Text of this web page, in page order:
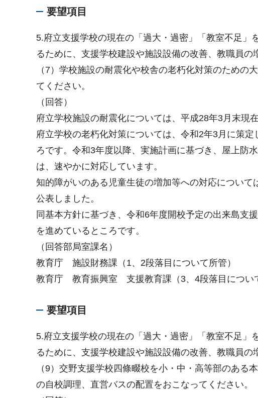
要望項目
5.府立支援学校の現在の「過大・過密」「教室不足
るために、支援学校建設や施設設備の改善、教職員の
（7）学校施設の耐震化や校舎の老朽化対策のため
てください。
（回答）
府立学校施設の耐震化については、平成28年3月末現
府立学校の老朽化対策については、令和2年3月に策
ろです。令和3年度以降、実施計画に基づき、屋上防
は、速やかに対応しています。
知的障がいのある児童生徒の増加等への対応につい
公表しました。
同基本方針に基づき、令和6年度開校予定の出来島支
を進めているところです。
（回答部局室課名）
教育庁 施設財務課（1、2段落目について所管）
教育庁 教育振興室 支援教育課（3、4段落目につい
要望項目
5.府立支援学校の現在の「過大・過密」「教室不足
るために、支援学校建設や施設設備の改善、教職員の
（9）交野支援学校四條畷校を小・中・高等部のあ
の自校調理、直営バスの配置をおこなってください。